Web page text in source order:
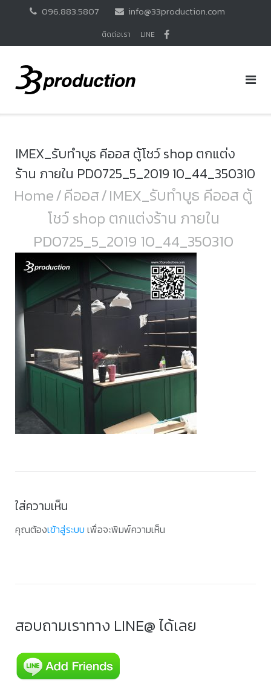
096.883.5807 info@33production.com
ติดต่อเรา LINE
IMEX_รับทำบูธ คีออส ตู้โชว์ shop ตกแต่ง
ร้าน ภายใน PD0725_5_2019 10_44_350310
Home/คีออส/IMEX_รับทำบูธ คีออส ตู้
โชว์ shop ตกแต่งร้าน ภายใน
PD0725_5_2019 10_44_350310
ใส่ความเห็น
คุณต้องเข้าสู่ระบบ เพื่อจะพิมพ์ความเห็น
สอบถามเราทาง LINE@ ได้เลย